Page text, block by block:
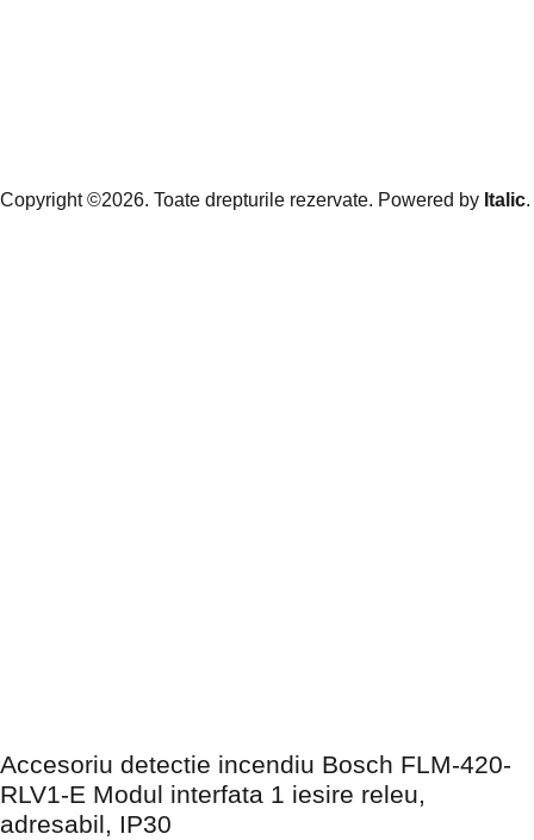
Copyright ©2026. Toate drepturile rezervate. Powered by Italic.
Accesoriu detectie incendiu Bosch FLM-420-
RLV1-E Modul interfata 1 iesire releu,
adresabil, IP30